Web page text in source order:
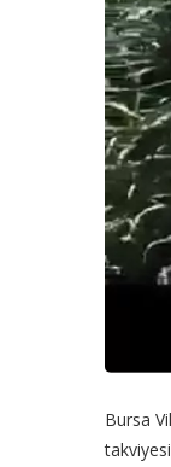
Bursa